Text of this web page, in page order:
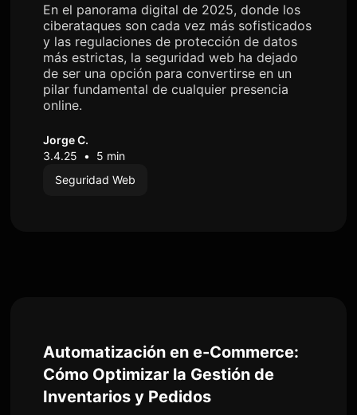
En el panorama digital de 2025, donde los
ciberataques son cada vez más sofisticados
y las regulaciones de protección de datos
más estrictas, la seguridad web ha dejado
de ser una opción para convertirse en un
pilar fundamental de cualquier presencia
online.
Jorge C.
3.4.25 •
5 min
Seguridad Web
Automatización en e-Commerce:
Cómo Optimizar la Gestión de
Inventarios y Pedidos